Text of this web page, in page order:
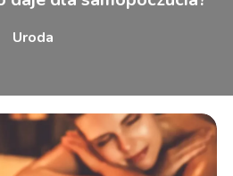
Uroda